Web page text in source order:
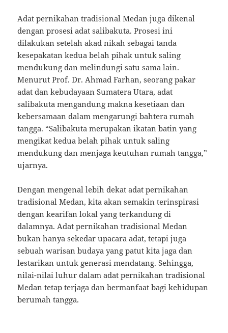
Adat pernikahan tradisional Medan juga dikenal
dengan prosesi adat salibakuta. Prosesi ini
dilakukan setelah akad nikah sebagai tanda
kesepakatan kedua belah pihak untuk saling
mendukung dan melindungi satu sama lain.
Menurut Prof. Dr. Ahmad Farhan, seorang pakar
adat dan kebudayaan Sumatera Utara, adat
salibakuta mengandung makna kesetiaan dan
kebersamaan dalam mengarungi bahtera rumah
tangga. “Salibakuta merupakan ikatan batin yang
mengikat kedua belah pihak untuk saling
mendukung dan menjaga keutuhan rumah tangga,”
ujarnya.
Dengan mengenal lebih dekat adat pernikahan
tradisional Medan, kita akan semakin terinspirasi
dengan kearifan lokal yang terkandung di
dalamnya. Adat pernikahan tradisional Medan
bukan hanya sekedar upacara adat, tetapi juga
sebuah warisan budaya yang patut kita jaga dan
lestarikan untuk generasi mendatang. Sehingga,
nilai-nilai luhur dalam adat pernikahan tradisional
Medan tetap terjaga dan bermanfaat bagi kehidupan
berumah tangga.